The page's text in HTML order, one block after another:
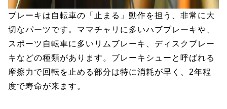
ブレーキは自転車の「止まる」動作を担う、非常に大
切なパーツです。ママチャリに多いハブブレーキや、
スポーツ自転車に多いリムブレーキ、ディスクブレー
キなどの種類があります。ブレーキシューと呼ばれる
摩擦力で回転を止める部分は特に消耗が早く、2年程
度で寿命が来ます。